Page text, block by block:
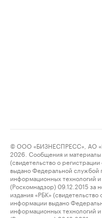
© ООО «БИЗНЕСПРЕСС», АО
2026. Сообщения и материалы
(свидетельство о
выдано Федеральной службой
информационных технологий
(Роскомнадзор) 09.12.2015
издания «РБК»
информации выдано
информационных технологий